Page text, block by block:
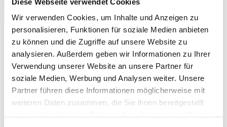
Wir verwenden Cookies, um Inhalte und Anzeigen zu
personalisieren, Funktionen für soziale Medien anbieten
zu können und die Zugriffe auf unsere Website zu
analysieren. Außerdem geben wir Informationen zu Ihrer
Verwendung unserer Website an unsere Partner für
soziale Medien, Werbung und Analysen weiter. Unsere
Partner führen diese Informationen möglicherweise mit
weiteren Daten zusammen, die Sie ihnen bereitgestellt
Startseite
Übersicht
News
Vorbereitung für den Ernstfall